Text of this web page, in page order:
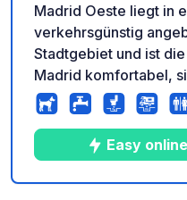
Madrid Oeste liegt in
verkehrsgünstig
Stadtgebiet und ist
Madrid komfortabel,
entspannt zu
unmittelbarer Nähe
was Sie brauchen:
Restaurants,
Grünanlagen. Hervorragende
Easy